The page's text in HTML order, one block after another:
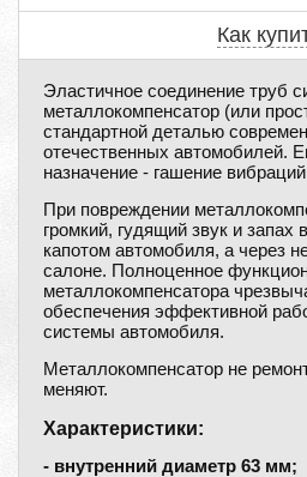
Как
Эластичное соединение труб
металлокомпенсатор (или
стандартной деталью
отечественных автомобилей.
назначение - гашение
При повреждении
громкий, гудящий звук и запах
капотом автомобиля, а через
салоне. Полноценное
металлокомпенсатора
обеспечения эффективной
системы автомобиля.
Металлокомпенсатор не
меняют.
Характеристики:
- внутренний диаметр 63 мм;